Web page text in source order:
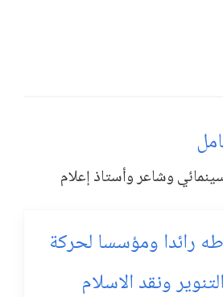
وشاعر وأستاذ إعلام
رائدا ومؤسسا لحركة
ونقد الاسلام